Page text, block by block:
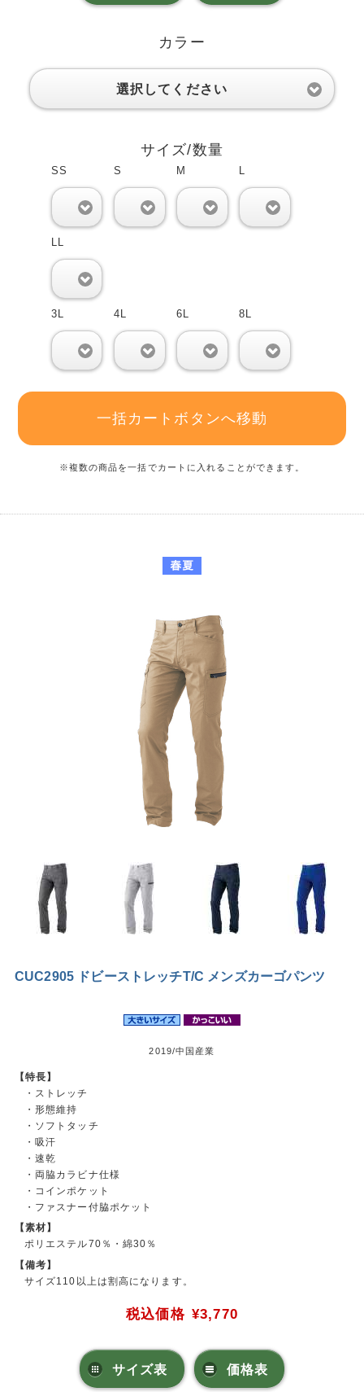
カラー
選択してください
サイズ/数量
SS S M L
LL
3L 4L 6L 8L
一括カートボタンへ移動
※複数の商品を一括でカートに入れることができます。
CUC2905 ドビーストレッチT/C メンズカーゴパンツ
2019/中国産業
【特長】
・ストレッチ
・形態維持
・ソフトタッチ
・吸汗
・速乾
・両脇カラビナ仕様
・コインポケット
・ファスナー付脇ポケット
【素材】
ポリエステル70％・綿30％
【備考】
サイズ110以上は割高になります。
税込価格 ¥3,770
サイズ表 価格表